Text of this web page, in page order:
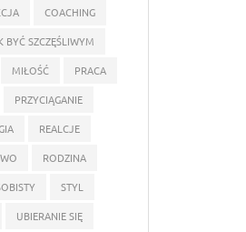
COACHING
BYĆ SZCZĘŚLIWYM
MIŁOŚĆ
PRACA
PRZYCIĄGANIE
REALCJE
RODZINA
STYL
UBIERANIE SIĘ